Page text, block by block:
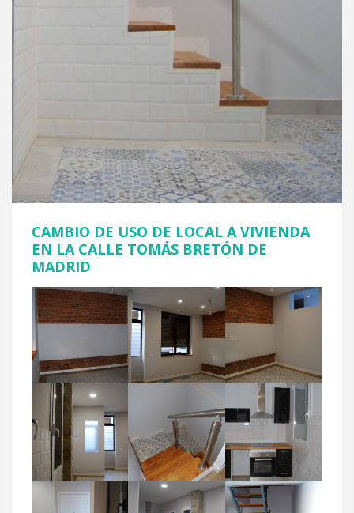
CAMBIO DE USO DE LOCAL A VIVIENDA
EN LA CALLE TOMÁS BRETÓN DE
MADRID